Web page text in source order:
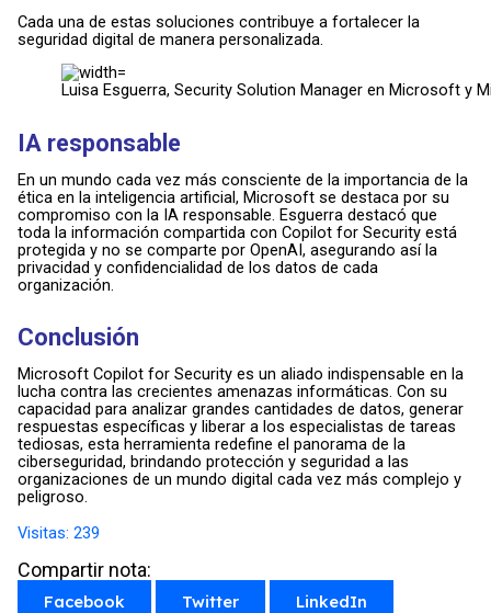
Cada una de estas soluciones contribuye a fortalecer la
seguridad digital de manera personalizada.
Luisa Esguerra, Security Solution Manager en Microsoft y
IA responsable
En un mundo cada vez más consciente de la importancia de la
ética en la inteligencia artificial, Microsoft se destaca por su
compromiso con la IA responsable. Esguerra destacó que
toda la información compartida con Copilot for Security está
protegida y no se comparte por OpenAI, asegurando así la
privacidad y confidencialidad de los datos de cada
organización.
Conclusión
Microsoft Copilot for Security es un aliado indispensable en la
lucha contra las crecientes amenazas informáticas. Con su
capacidad para analizar grandes cantidades de datos, generar
respuestas específicas y liberar a los especialistas de tareas
tediosas, esta herramienta redefine el panorama de la
ciberseguridad, brindando protección y seguridad a las
organizaciones de un mundo digital cada vez más complejo y
peligroso.
Visitas: 239
Compartir nota:
Facebook Twitter LinkedIn